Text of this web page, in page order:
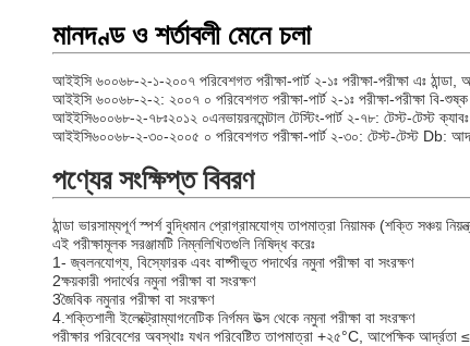
মানদণ্ড ও শর্তাবলী মেনে চলা
আইইসি ৬০০৬৮-২-১-২০০৭ পরিবেশগত পরীক্ষা-পার্ট ২-১ঃ পরীক্ষা-পরীক্ষা এঃ ঠান্ডা,
আইইসি ৬০০৬৮-২-২: ২০০৭ ০ পরিবেশগত পরীক্ষা-পার্ট ২-১ঃ পরীক্ষা-পরীক্ষা বি-
আইইসি৬০০৬৮-২-৭৮ঃ২০১২ ০এনভায়রনমেন্টাল টেস্টিং-পার্ট ২-৭৮: টেস্ট-টেস্ট
আইইসি৬০০৬৮-২-৩০-২০০৫ ০ পরিবেশগত পরীক্ষা-পার্ট ২-৩০: টেস্ট-টেস্ট Db:
পণ্যের সংক্ষিপ্ত বিবরণ
ঠান্ডা ভারসাম্যপূর্ণ স্পর্শ বুদ্ধিমান প্রোগ্রামযোগ্য তাপমাত্রা নিয়ামক (শক্তি সঞ্চয়
এই পরীক্ষামূলক সরঞ্জামটি নিম্নলিখিতগুলি নিষিদ্ধ করেঃ
1- জ্বলনযোগ্য, বিস্ফোরক এবং বাষ্পীভূত পদার্থের নমুনা পরীক্ষা বা সংরক্ষণ
2ক্ষয়কারী পদার্থের নমুনা পরীক্ষা বা সংরক্ষণ
3জৈবিক নমুনার পরীক্ষা বা সংরক্ষণ
4.শক্তিশালী ইলেক্ট্রোম্যাগনেটিক নির্গমন উত্স থেকে নমুনা পরীক্ষা বা সংরক্ষণ
পরীক্ষার পরিবেশের অবস্থাঃ যখন পরিবেষ্টিত তাপমাত্রা +২৫°C, আপেক্ষিক আর্দ্রতা